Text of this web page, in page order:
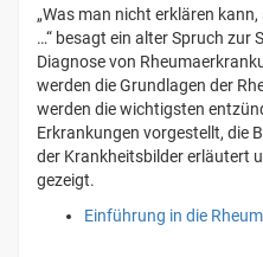
„Was man nicht erklären
…“ besagt ein alter Spruch zur
Diagnose von
werden die Grundlagen der
werden die wichtigsten
Erkrankungen vorgestellt, die
der Krankheitsbilder erläutert
gezeigt.
Einführung in die